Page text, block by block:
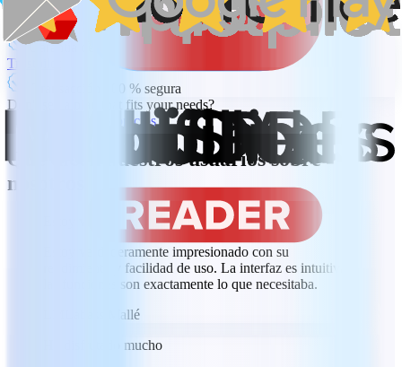
5 GB de almacenamiento en la nube MobiDrive
Garantía de devolución de dinero de 30 días
Trustpilot
Transacción 100 % segura
Don't see a plan that fits your needs?
Consultar planes y precios
Qué dicen nuestros usuarios sobre
nosotros
Estoy verdaderamente impresionado
Estoy verdaderamente impresionado con su
rendimiento y facilidad de uso. La interfaz es intuitiva y
las funciones son exactamente lo que necesitaba.
Labass Mallé
He disfrutado mucho